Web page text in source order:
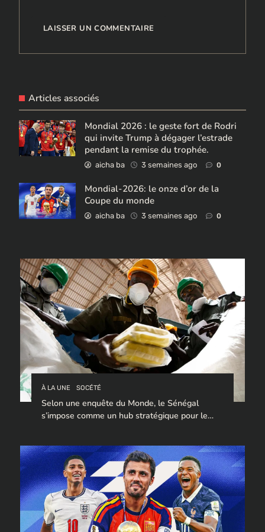
Articles associés
Mondial 2026 : le geste fort de Rodri
qui invite Trump à dégager l’estrade
pendant la remise du trophée.
aicha ba 3 semaines ago 0
Mondial-2026: le onze d’or de la
Coupe du monde
aicha ba 3 semaines ago 0
À LA UNE SOCÉTÉ
Selon une enquête du Monde, le Sénégal
s’impose comme un hub stratégique pour le